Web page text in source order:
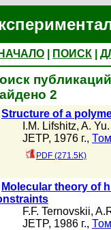
НАЧАЛО ПОИСК
2
Structure of a
I.M. Lifshitz, A.
JETP, 1976 г.,
PDF (271.5K)
Molecular theory of
F.F. Ternovskii,
JETP, 1986 г.,